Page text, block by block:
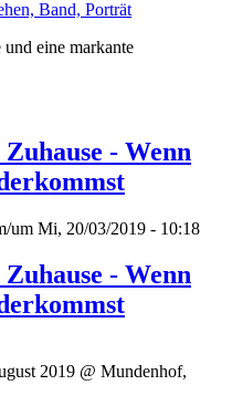
und eine markante
- Wenn
um Mi, 20/03/2019 - 10:18
- Wenn
2019 @ Mundenhof,